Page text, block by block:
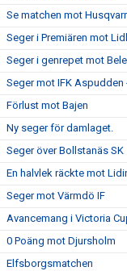
Se matchen mot
Seger i Premiären mot
Seger i genrepet mot
Seger mot IFK Aspudden
Förlust mot Bajen
Ny seger för damlaget.
Seger över Bollstanäs SK
En halvlek räckte mot
Seger mot Värmdö IF
Avancemang i Victoria
0 Poäng mot Djursholm
Elfsborgsmatchen